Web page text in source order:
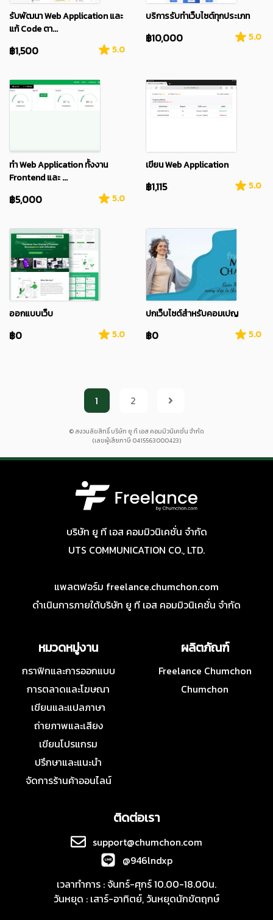
รับพัฒนา Web Application และ
แก้ Code ตา...
฿1,500 5.0
บริการรับทำเว็บไซต์ทุกประเภท
฿10,000 5.0
ทำ Web Application ทั้งงาน
Frontend และ ...
฿5,000 5.0
เขียน Web Application
฿1,115 5.0
ออกแบบเว็บ
฿0 5.0
ปกเว็บไซต์สำหรับคอมเปญ
฿0 5.0
1 2
© สงวนลิขสิทธิ์ บริษัท ยู ที เอส คอมมิวนิเคชั่น จำกัด
(เลขผู้เสียภาษี 0415563000423)
บริษัท ยู ที เอส คอมมิวนิเคชั่น จำกัด
UTS COMMUNICATION CO., LTD.
แพลตฟอร์ม freelance.chumchon.com
ดำเนินการภายใต้บริษัท ยู ที เอส คอมมิวนิเคชั่น จำกัด
หมวดหมู่งาน
กราฟิกและการออกแบบ
การตลาดและโฆษณา
เขียนและแปลภาษา
ถ่ายภาพและเสียง
เขียนโปรแกรม
ปรึกษาและแนะนำ
จัดการร้านค้าออนไลน์
ผลิตภัณฑ์
Freelance Chumchon
Chumchon
ติดต่อเรา
support@chumchon.com
@946lndxp
เวลาทำการ : จันทร์-ศุกร์ 10.00-18.00น.
วันหยุด : เสาร์-อาทิตย์, วันหยุดนักขัตฤกษ์